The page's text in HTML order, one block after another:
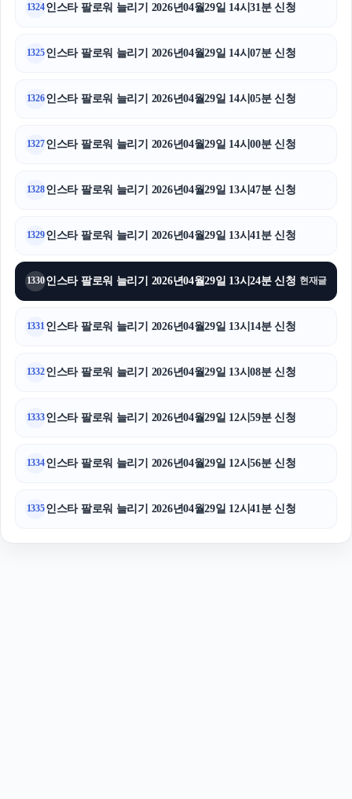
1324인스타 팔로워 늘리기 2026년04월29일 14시31분 신청
1325인스타 팔로워 늘리기 2026년04월29일 14시07분 신청
1326인스타 팔로워 늘리기 2026년04월29일 14시05분 신청
1327인스타 팔로워 늘리기 2026년04월29일 14시00분 신청
1328인스타 팔로워 늘리기 2026년04월29일 13시47분 신청
1329인스타 팔로워 늘리기 2026년04월29일 13시41분 신청
1330인스타 팔로워 늘리기 2026년04월29일 13시24분 신청 현재글
1331인스타 팔로워 늘리기 2026년04월29일 13시14분 신청
1332인스타 팔로워 늘리기 2026년04월29일 13시08분 신청
1333인스타 팔로워 늘리기 2026년04월29일 12시59분 신청
1334인스타 팔로워 늘리기 2026년04월29일 12시56분 신청
1335인스타 팔로워 늘리기 2026년04월29일 12시41분 신청